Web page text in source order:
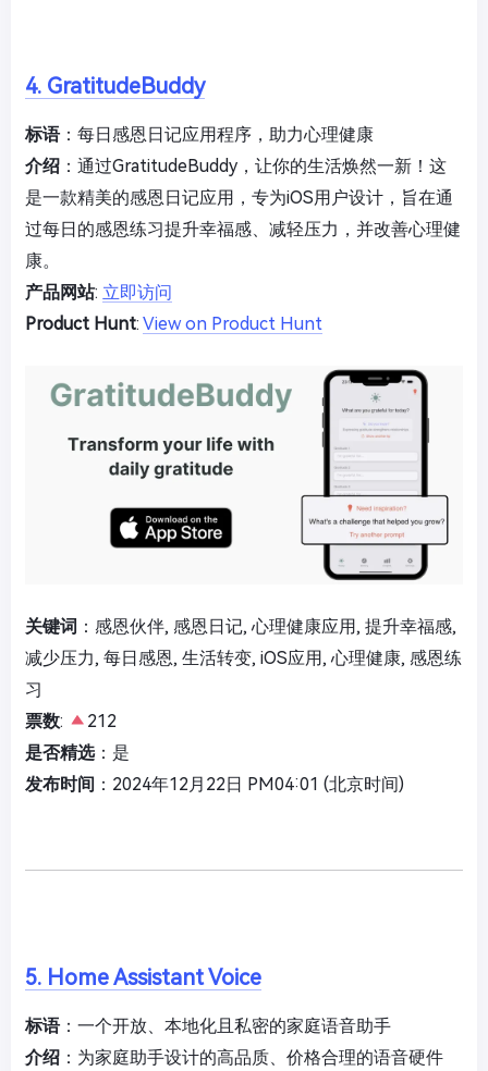
4. GratitudeBuddy
标语：每日感恩日记应用程序，助力心理健康
介绍 ：通过GratitudeBuddy，让你的生活焕然一新！这
是一款精美的感恩日记应用，专为iOS用户设计，旨在通
过每日的感恩练习提升幸福感、减轻压力，并改善心理健
康。
产品网站: 立即访问
Product Hunt: View on Product Hunt
关键词 ：感恩伙伴, 感恩日记, 心理健康应用, 提升幸福感,
减少压力, 每日感恩, 生活转变, iOS应用, 心理健康, 感恩练
习
票数:
212
是否精选：是
发布时间 ：2024年12月22日 PM04:01 (北京时间)
5. Home Assistant Voice
标语：一个开放、本地化且私密的家庭语音助手
介绍 ：为家庭助手设计的高品质、价格合理的语音硬件